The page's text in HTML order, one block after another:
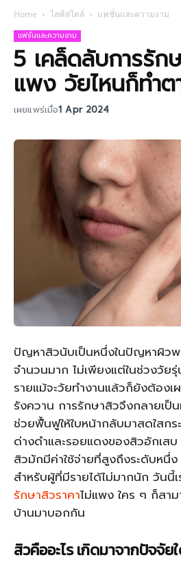
Home ไลฟ์สไตล์ แฟชั่นและความงาม
แฟชั่นและความงาม
5 เคล็ดลับการรัก
แพง วัยไหนก็ทำต
เผยแพร่เมื่อ1 Apr 2024
ปัญหาสิวนับเป็นหนึ่งในปัญหาผิว
จำนวนมาก ไม่เพียงแต่ในช่วงวัย
รายแม้จะวัยทำงานแล้วก็ยังต้อ
รังควาน การรักษาสิวจึงกลายเ
ช่วยฟื้นฟูให้ใบหน้ากลับมาสดใสกร
ด่างดำและรอยแดงของสิวอักเส
สิวมักมีค่าใช้จ่ายที่สูงถึงระดับหนึ่
สำหรับผู้ที่มีรายได้ไม่มากนัก วันนี้
รักษาสิวราคาไม่แพง ใคร ๆ ก็สา
บ้านมาบอกกัน
สิวคืออะไร เกิดมาจากปัจจัย